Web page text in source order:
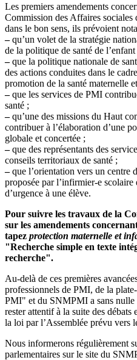
Les premiers amendements
Commission des Affaires
dans le bon sens, ils prévoient
–qu’un volet de la stratégie
de la politique de santé de l’enfant
–que la politique nationale de
des actions conduites dans le
promotion de la santé maternelle
–que les services de PMI
santé ;
–qu’une des missions du Haut
contribuer à l’élaboration d’une
globale et concertée ;
–que des représentants des
conseils territoriaux de santé ;
–que l’orientation vers un centre
proposée par l’infirmier-e
d’urgence à une élève.
Pour suivre les travaux de la
sur les amendements
tapez protection maternelle et
"Recherche simple en texte
recherche".
Au-delà de ces premières
professionnels de PMI, de la
PMI" et du SNMPMI a sans
rester attentif à la suite des
la loi par l’Assemblée prévu vers
Nous informerons régulièrement
parlementaires sur le site du